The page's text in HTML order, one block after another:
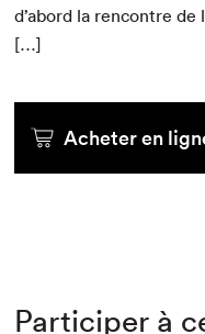
d’abord la ren­con­tre de
[…]
Acheter en
Participer à